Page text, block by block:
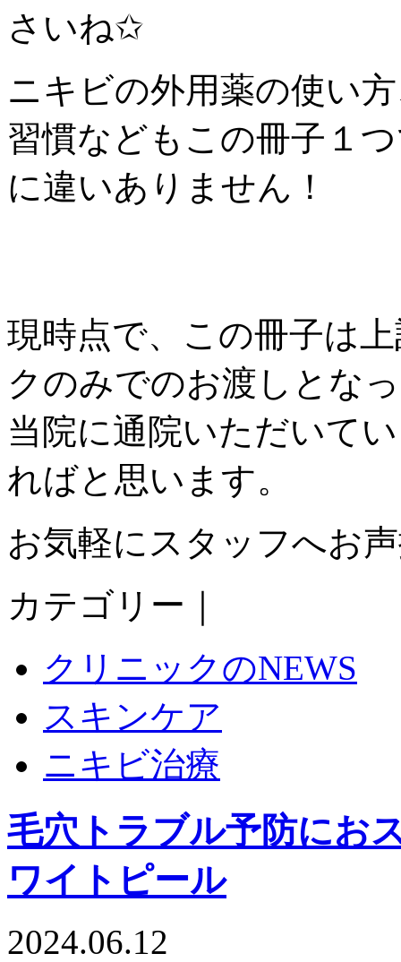
さいね✩
ニキビの外用薬の使い
習慣などもこの冊子１
に違いありません！
現時点で、この冊子は
クのみでのお渡しとな
当院に通院いただいて
ればと思います。
お気軽にスタッフへお
カテゴリー｜
クリニックのNEWS
スキンケア
ニキビ治療
毛穴トラブル予防にお
ワイトピール
2024.06.12